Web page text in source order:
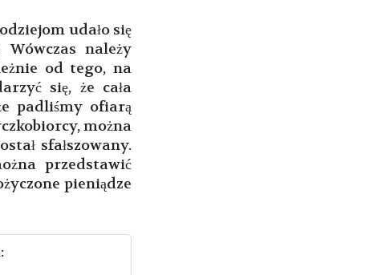
udało się
należy
od tego, na
się, że cała
padliśmy ofiarą
można
sfałszowany.
przedstawić
pieniądze